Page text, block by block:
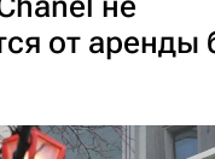
от аренды